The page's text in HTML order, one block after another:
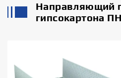
Направляющий
гипсокартона